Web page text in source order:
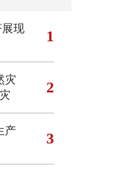
现
1
灾
2
产
3